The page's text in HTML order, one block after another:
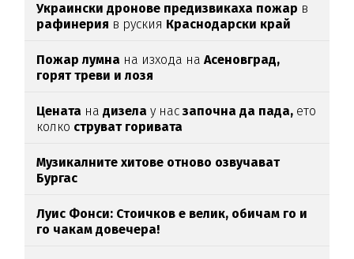
Украински дронове предизвикаха пожар в
рафинерия в руския Краснодарски край
Пожар лумна на изхода наАсеновград,
горят треви и лозя
Цената надизела у насзапочна да пада, ето
колко струват горивата
Музикалните хитове отново озвучават
Бургас
Луис Фонси: Стоичков е велик, обичам го и
го чакам довечера!